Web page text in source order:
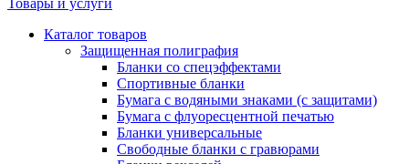
Товары и услуги
Каталог товаров
Защищенная полиграфия
Бланки со спецэффектами
Спортивные бланки
Бумага с водяными знаками (с защитами)
Бумага с флуоресцентной печатью
Бланки универсальные
Свободные бланки с гравюрами